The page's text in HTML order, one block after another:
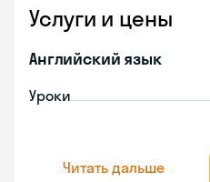
Услуги и цены
Английский язык
Уроки
Читать дальше